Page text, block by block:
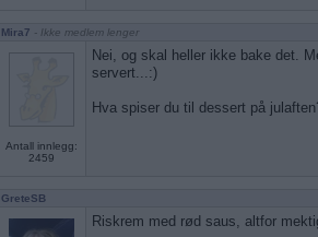
Mira7 - Ikke medlem lenger
Antall innlegg:
2459
Nei, og skal heller ikke bake det.
servert...:)
Hva spiser du til dessert på
GreteSB
Riskrem med rød saus, altfor